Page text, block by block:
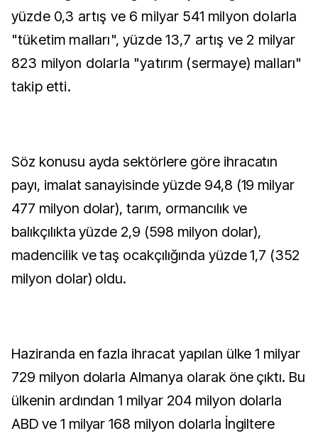
yüzde 0,3 artış ve 6 milyar 541 milyon dolarla
"tüketim malları", yüzde 13,7 artış ve 2 milyar
823 milyon dolarla "yatırım (sermaye) malları"
takip etti.
Söz konusu ayda sektörlere göre ihracatın
payı, imalat sanayisinde yüzde 94,8 (19 milyar
477 milyon dolar), tarım, ormancılık ve
balıkçılıkta yüzde 2,9 (598 milyon dolar),
madencilik ve taş ocakçılığında yüzde 1,7 (352
milyon dolar) oldu.
Haziranda en fazla ihracat yapılan ülke 1 milyar
729 milyon dolarla Almanya olarak öne çıktı. Bu
ülkenin ardından 1 milyar 204 milyon dolarla
ABD ve 1 milyar 168 milyon dolarla İngiltere